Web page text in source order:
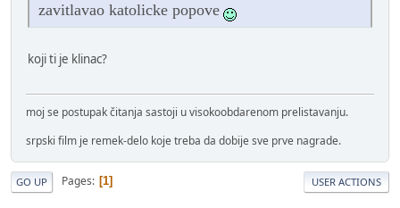
zavitlavao katolicke popove
koji ti je klinac?
moj se postupak čitanja sastoji u visokoobdarenom prelistavanju.
srpski film je remek-delo koje treba da dobije sve prve nagrade.
GO UP Pages 1 USER ACTIONS